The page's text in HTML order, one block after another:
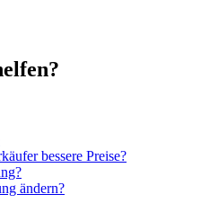
bessere Preise?
ändern?